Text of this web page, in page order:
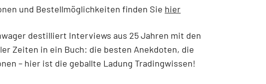
und Bestellmöglichkeiten finden Sie hier
destilliert Interviews aus 25 Jahren mit den
Zeiten in ein Buch: die besten Anekdoten, die
– hier ist die geballte Ladung Tradingwissen!